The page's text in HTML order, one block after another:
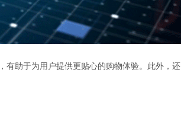
有助于为用户提供更贴心的购物体验。此外，还